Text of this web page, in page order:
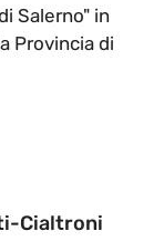
Salerno" in
Provincia di
Cialtroni